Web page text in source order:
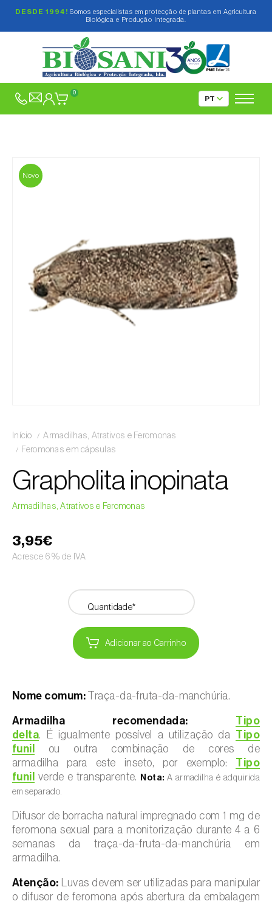
DESDE 1994! Somos especialistas em protecção de plantas em Agricultura
Biológica e Produção Integrada.
0
Novo
Início
Armadilhas, Atrativos e Feromonas
Feromonas em cápsulas
Grapholita inopinata
Armadilhas, Atrativos e Feromonas
3,95€
Acresce 6% de IVA
Quantidade*
Adicionar ao Carrinho
Nome comum:Traça-da-fruta-da-manchúria.
Armadilha recomendada:
Tipo
delta. É igualmente possível a utilização da Tipo
funil
ou outra combinação de cores de
armadilha para este inseto, por exemplo: Tipo
funil
verde e transparente. Nota: A armadilha é adquirida
em separado.
Difusor de borracha natural impregnado com 1 mg de
feromona sexual para a monitorização durante 4 a 6
semanas da traça-da-fruta-da-manchúria em
armadilha.
Atenção: Luvas devem ser utilizadas para manipular
o difusor de feromona após abertura da embalagem